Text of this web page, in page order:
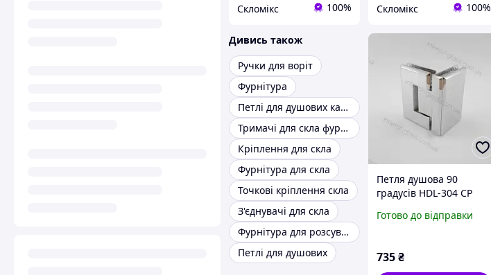
Скломікс 100% Скломікс 100%
Дивись також
Ручки для воріт
Фурнітура
Петлі для душових кабін
Тримачі для скла фурнітура
Кріплення для скла
Фурнітура для скла
Точкові кріплення скла
З'єднувачі для скла
Фурнітура для розсувної душової кабіни
Петлі для душових
Петля душова 90
градусів HDL-304 CP
Готово до відправки
735₴